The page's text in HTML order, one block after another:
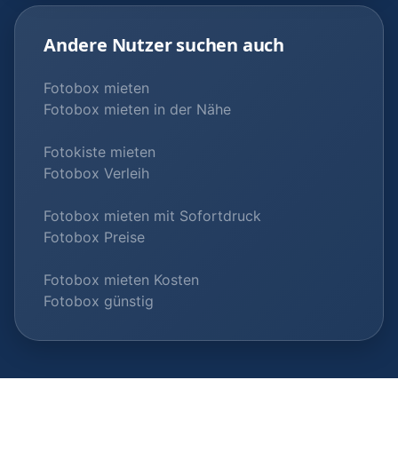
Andere Nutzer suchen auch
Fotobox mieten
Fotobox mieten in der Nähe
Fotokiste mieten
Fotobox Verleih
Fotobox mieten mit Sofortdruck
Fotobox Preise
Fotobox mieten Kosten
Fotobox günstig